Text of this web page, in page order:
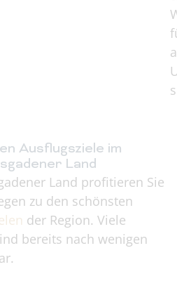
Ausflugsziele im
Land
Land profitieren Sie
zu den schönsten
der Region. Viele
bereits nach wenigen